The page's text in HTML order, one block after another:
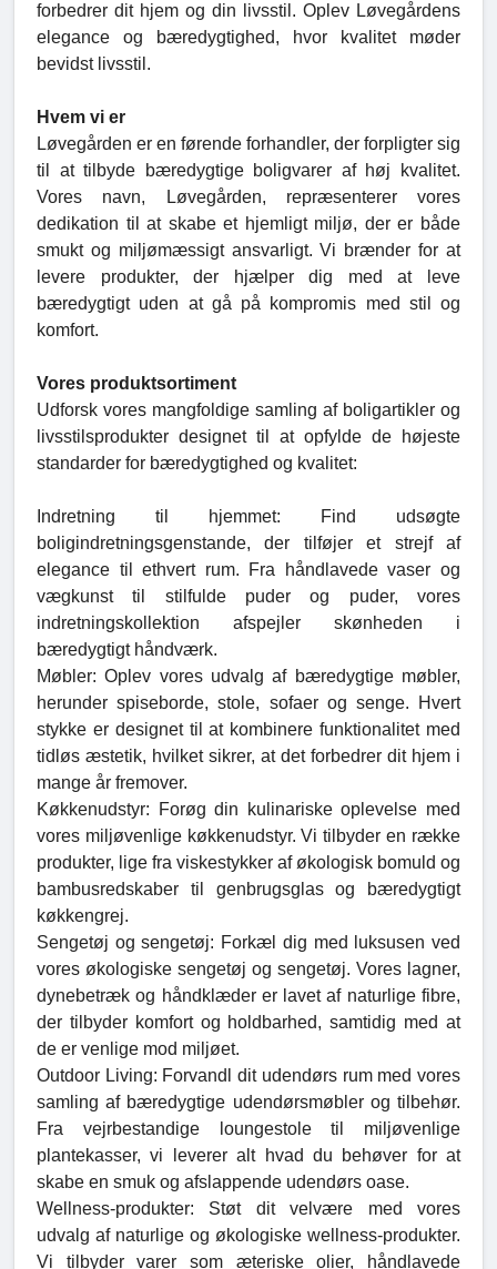
forbedrer dit hjem og din livsstil. Oplev Løvegårdens
elegance og bæredygtighed, hvor kvalitet møder
bevidst livsstil.
Hvem vi er
Løvegården er en førende forhandler, der forpligter sig
til at tilbyde bæredygtige boligvarer af høj kvalitet.
Vores navn, Løvegården, repræsenterer vores
dedikation til at skabe et hjemligt miljø, der er både
smukt og miljømæssigt ansvarligt. Vi brænder for at
levere produkter, der hjælper dig med at leve
bæredygtigt uden at gå på kompromis med stil og
komfort.
Vores produktsortiment
Udforsk vores mangfoldige samling af boligartikler og
livsstilsprodukter designet til at opfylde de højeste
standarder for bæredygtighed og kvalitet:
Indretning til hjemmet: Find udsøgte
boligindretningsgenstande, der tilføjer et strejf af
elegance til ethvert rum. Fra håndlavede vaser og
vægkunst til stilfulde puder og puder, vores
indretningskollektion afspejler skønheden i
bæredygtigt håndværk.
Møbler: Oplev vores udvalg af bæredygtige møbler,
herunder spiseborde, stole, sofaer og senge. Hvert
stykke er designet til at kombinere funktionalitet med
tidløs æstetik, hvilket sikrer, at det forbedrer dit hjem i
mange år fremover.
Køkkenudstyr: Forøg din kulinariske oplevelse med
vores miljøvenlige køkkenudstyr. Vi tilbyder en række
produkter, lige fra viskestykker af økologisk bomuld og
bambusredskaber til genbrugsglas og bæredygtigt
køkkengrej.
Sengetøj og sengetøj: Forkæl dig med luksusen ved
vores økologiske sengetøj og sengetøj. Vores lagner,
dynebetræk og håndklæder er lavet af naturlige fibre,
der tilbyder komfort og holdbarhed, samtidig med at
de er venlige mod miljøet.
Outdoor Living: Forvandl dit udendørs rum med vores
samling af bæredygtige udendørsmøbler og tilbehør.
Fra vejrbestandige loungestole til miljøvenlige
plantekasser, vi leverer alt hvad du behøver for at
skabe en smuk og afslappende udendørs oase.
Wellness-produkter: Støt dit velvære med vores
udvalg af naturlige og økologiske wellness-produkter.
Vi tilbyder varer som æteriske olier, håndlavede